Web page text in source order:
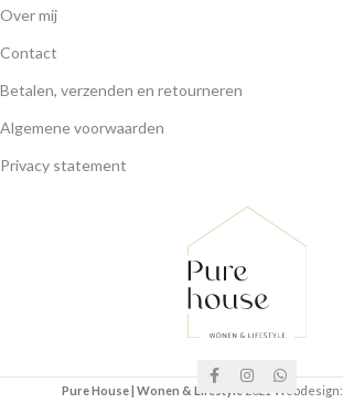
Over mij
Contact
Betalen, verzenden en retourneren
Algemene voorwaarden
Privacy statement
Pure House | Wonen & Lifestyle 2021 Webdesign: